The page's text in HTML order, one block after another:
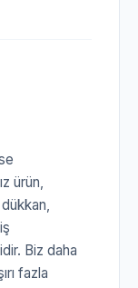
ürün,
Biz daha
fazla